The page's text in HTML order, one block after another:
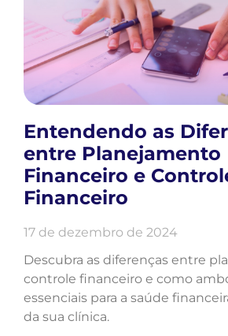
Entendendo as
entre Planejamento
Financeiro e
Financeiro
17 de dezembro de 2024
Descubra as diferenças entre
controle financeiro e como
essenciais para a saúde
da sua clínica.